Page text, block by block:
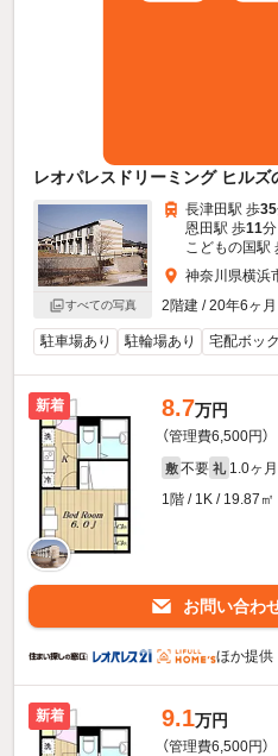
レオパレスドリーミング ヒルズ
すべての写真
長津田駅 歩35
恩田駅 歩11分
こどもの国駅
神奈川県横浜
2階建 / 20年6ヶ
駐車場あり 駐輪場あり 宅配ボッ
新着 8.7万円
（管理費6,500円）
敷 不要 礼 1.0ヶ月
1階 / 1K / 19.87㎡
お問い合わ
ほか提供
新着 9.1万円
（管理費6,500円）